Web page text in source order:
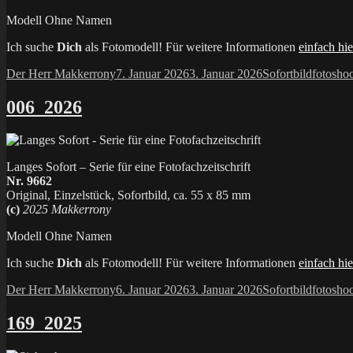
Modell Ohne Namen
Ich suche Dich als Fotomodell! Für weitere Informationen einfach
Autor
Der Herr MakkerronyVeröffentlicht
7. Januar 20263. Januar 2026Kategorien
Sofortbild
006_2026
Langes Sofort – Serie für eine Fotofachzeitschrift
Nr. 9662
Original, Einzelstück, Sofortbild, ca. 55 x 85 mm
(c) 2025 Makkerrony
Modell Ohne Namen
Ich suche Dich als Fotomodell! Für weitere Informationen einfach
Autor
Der Herr MakkerronyVeröffentlicht
6. Januar 20263. Januar 2026Kategorien
Sofortbild
169_2025